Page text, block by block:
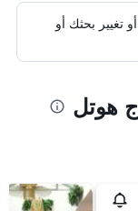
تغيير بحثك أو
هوتل